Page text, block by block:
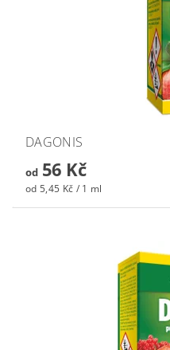
DAGONIS
od56 Kč
od 5,45 Kč / 1 ml